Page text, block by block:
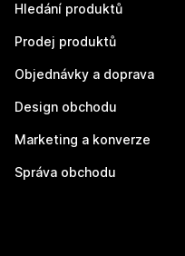
Hledání produktů
Prodej produktů
Objednávky a doprava
Design obchodu
Marketing a konverze
Správa obchodu